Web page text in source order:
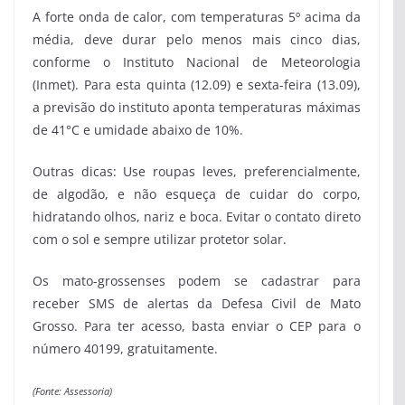
A forte onda de calor, com temperaturas 5º acima da
média, deve durar pelo menos mais cinco dias,
conforme o Instituto Nacional de Meteorologia
(Inmet). Para esta quinta (12.09) e sexta-feira (13.09),
a previsão do instituto aponta temperaturas máximas
de 41°C e umidade abaixo de 10%.
Outras dicas: Use roupas leves, preferencialmente,
de algodão, e não esqueça de cuidar do corpo,
hidratando olhos, nariz e boca. Evitar o contato direto
com o sol e sempre utilizar protetor solar.
Os mato-grossenses podem se cadastrar para
receber SMS de alertas da Defesa Civil de Mato
Grosso. Para ter acesso, basta enviar o CEP para o
número 40199, gratuitamente.
(Fonte: Assessoria)